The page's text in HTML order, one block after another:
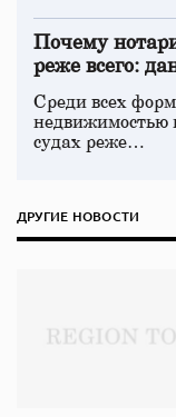
Почему
реже всего:
Среди всех
недвижимостью
судах реже…
ДРУГИЕ НОВОСТИ